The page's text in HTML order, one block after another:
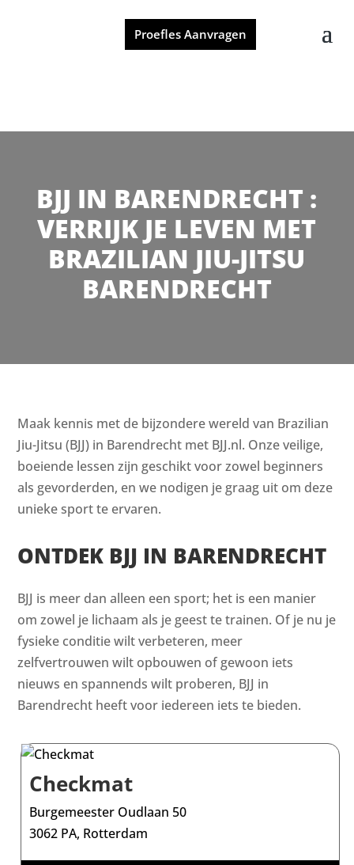
Proefles Aanvragen
BJJ IN BARENDRECHT :
VERRIJK JE LEVEN MET
BRAZILIAN JIU-JITSU
BARENDRECHT
Maak kennis met de bijzondere wereld van Brazilian
Jiu-Jitsu (BJJ) in Barendrecht met BJJ.nl. Onze veilige,
boeiende lessen zijn geschikt voor zowel beginners
als gevorderden, en we nodigen je graag uit om deze
unieke sport te ervaren.
ONTDEK BJJ IN BARENDRECHT
BJJ is meer dan alleen een sport; het is een manier
om zowel je lichaam als je geest te trainen. Of je nu je
fysieke conditie wilt verbeteren, meer
zelfvertrouwen wilt opbouwen of gewoon iets
nieuws en spannends wilt proberen, BJJ in
Barendrecht heeft voor iedereen iets te bieden.
Checkmat
Burgemeester Oudlaan 50
3062 PA, Rotterdam